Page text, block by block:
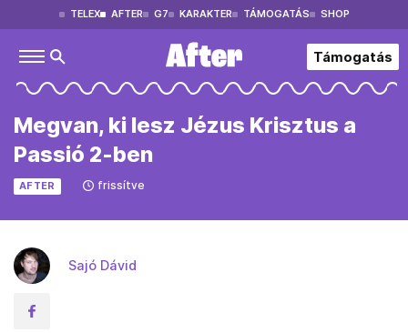
TELEX AFTER G7 KARAKTER TÁMOGATÁS SHOP
Támogatás
Megvan, ki lesz Jézus Krisztus a
Passió 2-ben
AFTER frissítve
Sajó Dávid